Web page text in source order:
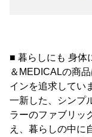
■ 暮らしにも 身体
＆MEDICALの商
インを追求してい
一新した、シンプ
ラーのファブリッ
え、暮らしの中に